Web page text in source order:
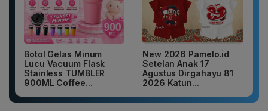
Botol Gelas Minum
Lucu Vacuum Flask
Stainless TUMBLER
900ML Coffee...
New 2026 Pamelo.id
Setelan Anak 17
Agustus Dirgahayu 81
2026 Katun...